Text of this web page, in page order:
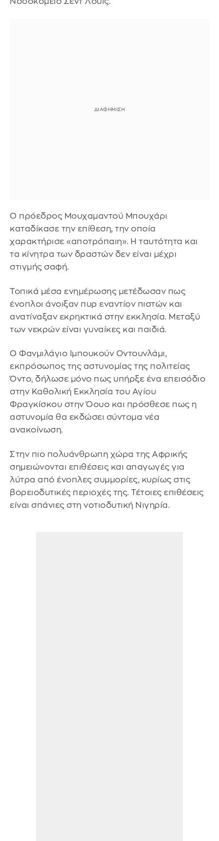
Ο πρόεδρος Μουχαμαντού Μπουχάρι
καταδίκασε την επίθεση, την οποία
χαρακτήρισε «αποτρόπαιη». Η ταυτότητα και
τα κίνητρα των δραστών δεν είναι μέχρι
στιγμής σαφή.
Τοπικά μέσα ενημέρωσης μετέδωσαν πως
ένοπλοι άνοιξαν πυρ εναντίον πιστών και
ανατίναξαν εκρηκτικά στην εκκλησία. Μεταξύ
των νεκρών είναι γυναίκες και παιδιά.
Ο Φανμιλάγιο Ιμπουκούν Οντουνλάμι,
εκπρόσωπος της αστυνομίας της πολιτείας
Όντο, δήλωσε μόνο πως υπήρξε ένα επεισόδιο
στην Καθολική Εκκλησία του Αγίου
Φραγκίσκου στην Όουο και πρόσθεσε πως η
αστυνομία θα εκδώσει σύντομα νέα
ανακοίνωση.
Στην πιο πολυάνθρωπη χώρα της Αφρικής
σημειώνονται επιθέσεις και απαγωγές για
λύτρα από ένοπλες συμμορίες, κυρίως στις
βορειοδυτικές περιοχές της. Τέτοιες επιθέσεις
είναι σπάνιες στη νοτιοδυτική Νιγηρία.